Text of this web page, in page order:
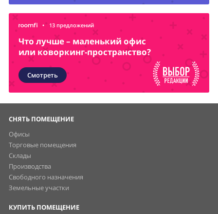
• 13 предложений
Что лучше – маленький офис
или коворкинг-пространство?
Смотреть
СНЯТЬ ПОМЕЩЕНИЕ
Офисы
Торговые помещения
Склады
Производства
Свободного назначения
Земельные участки
КУПИТЬ ПОМЕЩЕНИЕ